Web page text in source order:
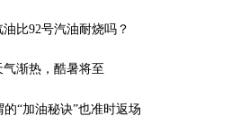
油比92号汽油耐烧吗？
气渐热，酷暑将至
的“加油秘诀”也准时返场